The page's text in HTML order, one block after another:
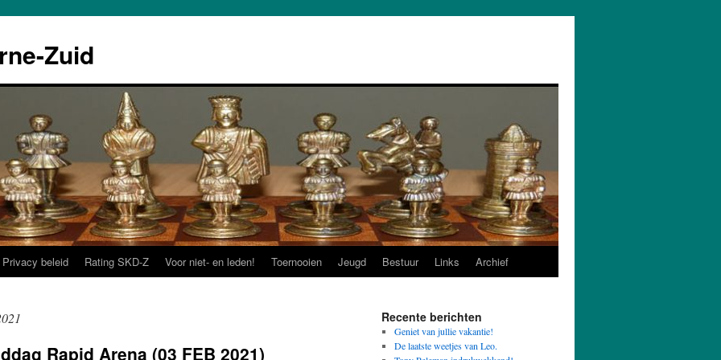
Zuid
Privacy beleid Rating SKD-Z Voor niet- en leden! Toernooien Jeugd Bestuur Links Archief
Rapid Arena (03 FEB 2021)
Recente berichten
Geniet van jullie vakantie!
De laatste weetjes van Leo.